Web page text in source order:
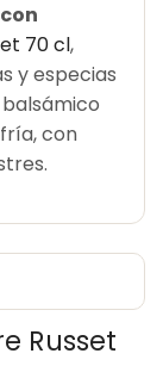
70 cl,
y especias
con
Russet